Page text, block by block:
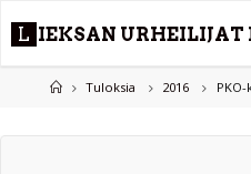
L IEKSAN URHEILIJAT
HomeTuloksia 2016 PKO-